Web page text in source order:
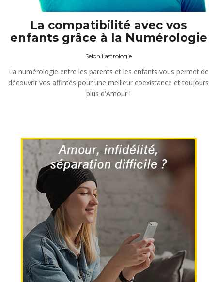
La compatibilité avec vos
enfants grâce à la Numérologie
Selon l'astrologie
La numérologie entre les parents et les enfants vous permet de
découvrir vos affintés pour une meilleur coexistance et toujours
plus d'Amour !